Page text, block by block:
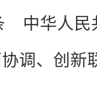
中华人民
调、创新